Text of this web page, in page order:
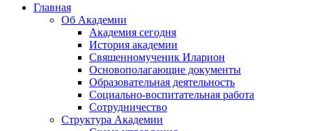
Главная
Об Академии
Академия сегодня
История академии
Священномученик Иларион
Основополагающие документы
Образовательная деятельность
Социально-воспитательная работа
Сотрудничество
Структура Академии